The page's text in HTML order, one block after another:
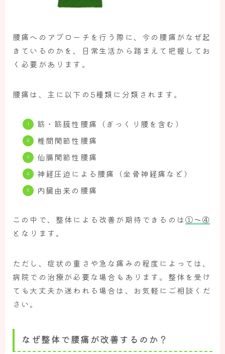
腰痛へのアプローチを行う際に、今の腰痛がなぜ起
きているのかを、日常生活から踏まえて把握してお
く必要があります。
腰痛は、主に以下の5種類に分類されます。
筋・筋膜性腰痛（ぎっくり腰を含む）
椎間関節性腰痛
仙腸関節性腰痛
神経圧迫による腰痛（坐骨神経痛など）
内臓由来の腰痛
この中で、整体による改善が期待できるのは①～➃
となります。
ただし、症状の重さや急な痛みの程度によっては、
病院での治療が必要な場合もあります。整体を受け
ても大丈夫か迷われる場合は、お気軽にご相談くだ
さい。
なぜ整体で腰痛が改善するのか？